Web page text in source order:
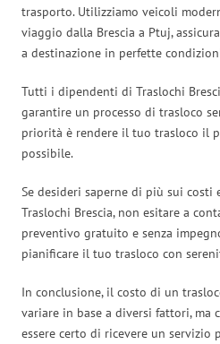
trasporto. Utilizziamo veicoli
viaggio dalla Brescia a Ptuj,
a destinazione in perfette
Tutti i dipendenti di Traslochi
garantire un processo di trasloco
priorità è rendere il tuo trasloco il
possibile.
Se desideri saperne di più sui costi
Traslochi Brescia, non esitare a
preventivo gratuito e senza
pianificare il tuo trasloco con
In conclusione, il costo di un
variare in base a diversi fattori, ma
essere certo di ricevere un servizio